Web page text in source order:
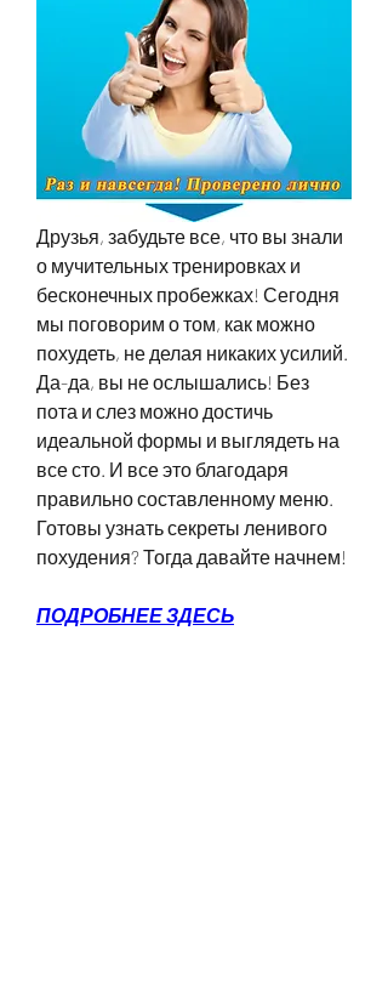
Друзья, забудьте все, что вы знали
о мучительных тренировках и
бесконечных пробежках! Сегодня
мы поговорим о том, как можно
похудеть, не делая никаких усилий.
Да-да, вы не ослышались! Без
пота и слез можно достичь
идеальной формы и выглядеть на
все сто. И все это благодаря
правильно составленному меню.
Готовы узнать секреты ленивого
похудения? Тогда давайте начнем!
ПОДРОБНЕЕ ЗДЕСЬ